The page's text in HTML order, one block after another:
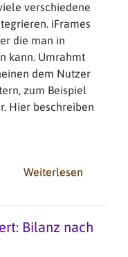
verschiedene
iFrames
die man in
kann. Umrahmt
dem Nutzer
zum Beispiel
Hier beschreiben
Weiterlesen
mit
Bilanz nach